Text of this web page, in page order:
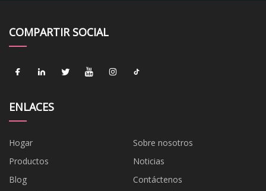
COMPARTIR SOCIAL
ENLACES
Hogar
Sobre nosotros
Productos
Noticias
Blog
Contáctenos